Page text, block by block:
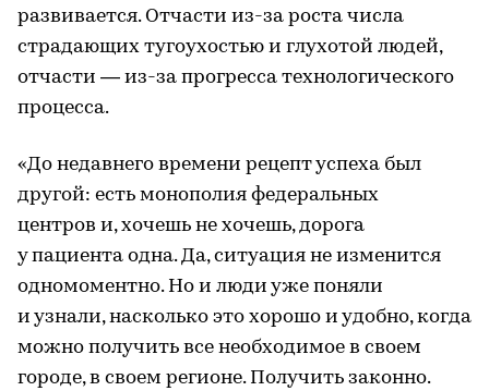
развивается. Отчасти из-за роста числа
страдающих тугоухостью и глухотой людей,
отчасти — из-за прогресса технологического
процесса.
«До недавнего времени рецепт успеха был
другой: есть монополия федеральных
центров и, хочешь не хочешь, дорога
у пациента одна. Да, ситуация не изменится
одномоментно. Но и люди уже поняли
и узнали, насколько это хорошо и удобно, когда
можно получить все необходимое в своем
городе, в своем регионе. Получить законно.